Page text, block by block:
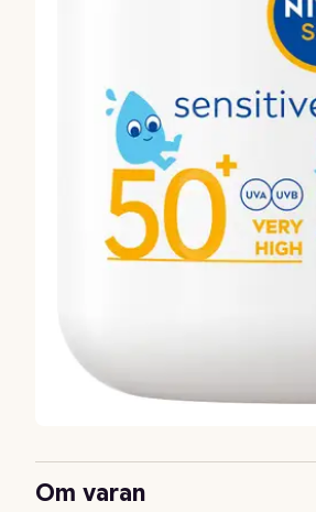
Om varan